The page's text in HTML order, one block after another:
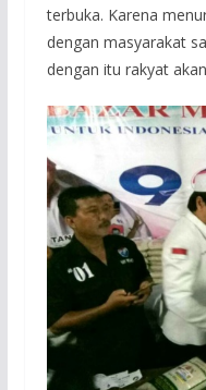
terbuka. Karena
dengan masyarakat
dengan itu rakyat